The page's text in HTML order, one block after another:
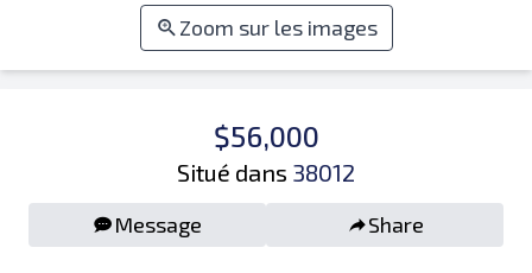
Zoom sur les images
$56,000
Situé dans 38012
Message Share